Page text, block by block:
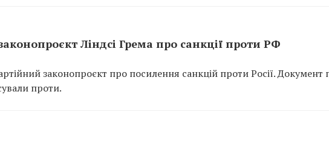
Ліндсі Грема про санкції проти РФ
законопроєкт про посилення санкцій проти Росії. Документ
проти.